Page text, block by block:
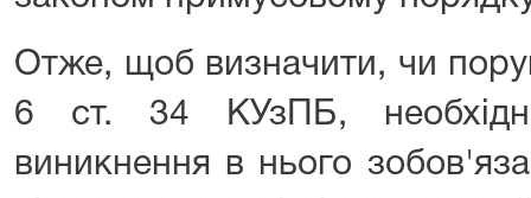
Отже, щоб визначити, чи
6 ст. 34 КУзПБ,
виникнення в нього